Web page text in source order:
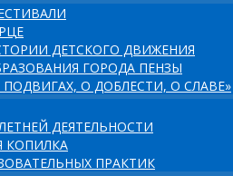
ДЕТСКОГО ДВИЖЕНИЯ
ГОРОДА ПЕНЗЫ
О ДОБЛЕСТИ, О СЛАВЕ»
ДЕЯТЕЛЬНОСТИ
КОПИЛКА
ПРАКТИК